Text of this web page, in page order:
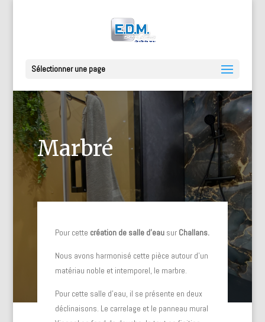
Sélectionner une page
Marbré
Pour cette création de salle d’eausur Challans.
Nous avons harmonisé cette pièce autour d’un
matériau noble et intemporel, le marbre.
Pour cette salle d’eau, il se présente en deux
déclinaisons. Le carrelage et le panneau mural